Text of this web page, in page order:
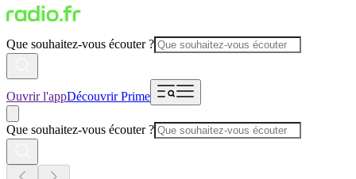
Que souhaitez-vous écouter ?
Ouvrir l'appDécouvrir Prime
Que souhaitez-vous écouter ?